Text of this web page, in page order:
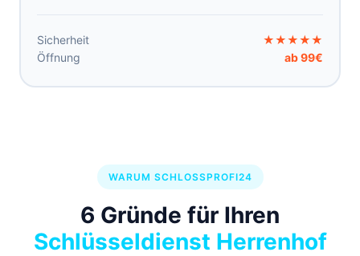
Sicherheit
★★★★★
Öffnung
ab 99€
WARUM SCHLOSSPROFI24
6 Gründe für Ihren
Schlüsseldienst Herrenhof